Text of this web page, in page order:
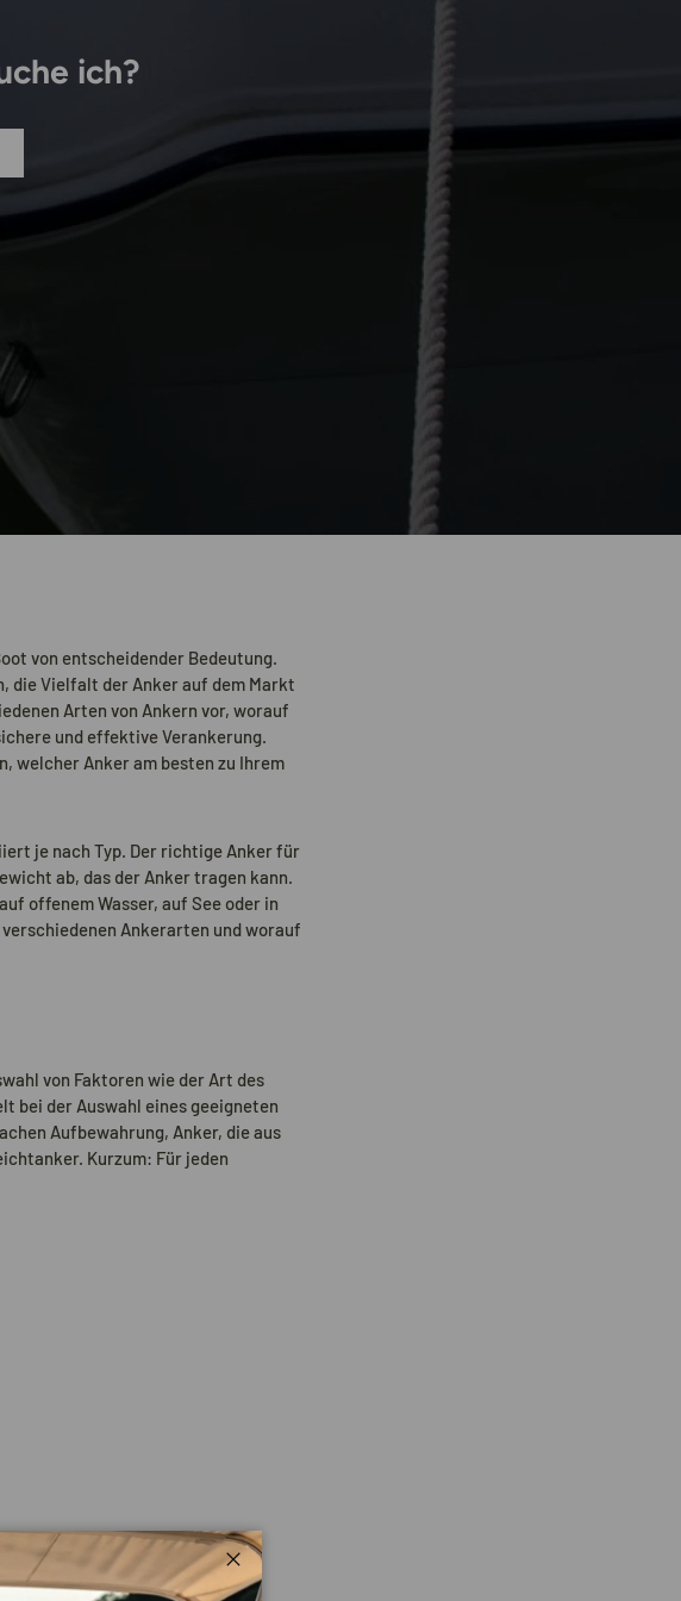
ich?
von entscheidender Bedeutung.
die Vielfalt der Anker auf dem Markt
Arten von Ankern vor, worauf
und effektive Verankerung.
welcher Anker am besten zu Ihrem
je nach Typ. Der richtige Anker für
ab, das der Anker tragen kann.
offenem Wasser, auf See oder in
Ankerarten und worauf
von Faktoren wie der Art des
bei der Auswahl eines geeigneten
Aufbewahrung, Anker, die aus
Kurzum: Für jeden
Schließen